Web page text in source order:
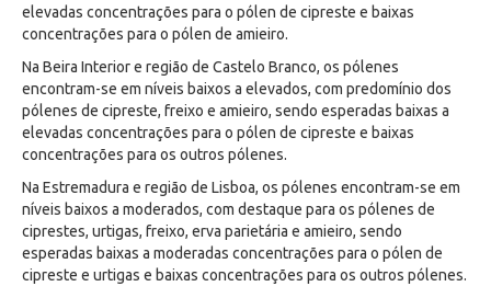
elevadas concentrações para o pólen de cipreste e baixas
concentrações para o pólen de amieiro.
Na Beira Interior e região de Castelo Branco, os pólenes
encontram-se em níveis baixos a elevados, com predomínio dos
pólenes de cipreste, freixo e amieiro, sendo esperadas baixas a
elevadas concentrações para o pólen de cipreste e baixas
concentrações para os outros pólenes.
Na Estremadura e região de Lisboa, os pólenes encontram-se em
níveis baixos a moderados, com destaque para os pólenes de
ciprestes, urtigas, freixo, erva parietária e amieiro, sendo
esperadas baixas a moderadas concentrações para o pólen de
cipreste e urtigas e baixas concentrações para os outros pólenes.